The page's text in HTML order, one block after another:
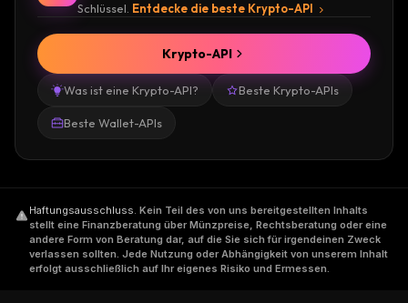
Schlüssel. Entdecke die beste Krypto-API
Was ist eine Krypto-API? Beste Krypto-APIs
Beste Wallet-APIs
Krypto-API
Haftungsausschluss. Kein Teil des von uns bereitgestellten Inhalts
stellt eine Finanzberatung über Münzpreise, Rechtsberatung oder eine
andere Form von Beratung dar, auf die Sie sich für irgendeinen Zweck
verlassen sollten. Jede Nutzung oder Abhängigkeit von unserem Inhalt
erfolgt ausschließlich auf Ihr eigenes Risiko und Ermessen.